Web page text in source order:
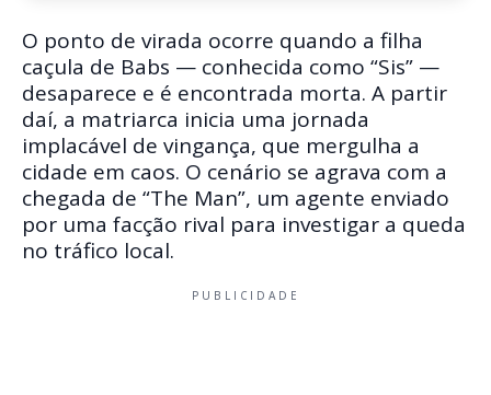
O ponto de virada ocorre quando a filha
caçula de Babs — conhecida como “Sis” —
desaparece e é encontrada morta. A partir
daí, a matriarca inicia uma jornada
implacável de vingança, que mergulha a
cidade em caos. O cenário se agrava com a
chegada de “The Man”, um agente enviado
por uma facção rival para investigar a queda
no tráfico local.
PUBLICIDADE